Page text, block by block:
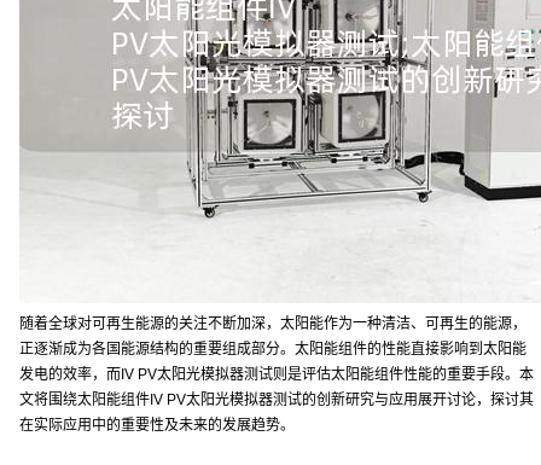
随着全球对可再生能源的关注不断加深，太阳能作为一种清洁、可再生的能源，
正逐渐成为各国能源结构的重要组成部分。太阳能组件的性能直接影响到太阳能
发电的效率，而IV PV太阳光模拟器测试则是评估太阳能组件性能的重要手段。本
文将围绕太阳能组件IV PV太阳光模拟器测试的创新研究与应用展开讨论，探讨其
在实际应用中的重要性及未来的发展趋势。